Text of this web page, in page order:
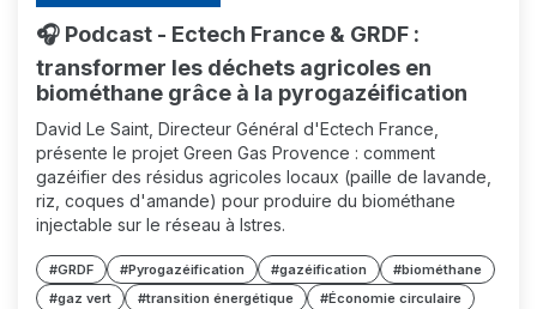
🎧 Podcast - Ectech France & GRDF :
transformer les déchets agricoles en
biométhane grâce à la pyrogazéification
David Le Saint, Directeur Général d'Ectech France,
présente le projet Green Gas Provence : comment
gazéifier des résidus agricoles locaux (paille de lavande,
riz, coques d'amande) pour produire du biométhane
injectable sur le réseau à Istres.
#GRDF #Pyrogazéification #gazéification
#biométhane
#gaz vert
#transition énergétique
#Économie circulaire